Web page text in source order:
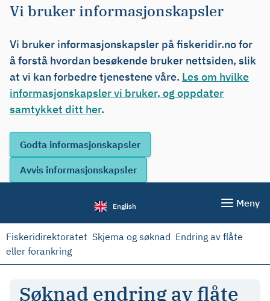
Vi bruker informasjonskapsler
Vi bruker informasjonskapsler på fiskeridir.no for
å forstå hvordan besøkende bruker nettsiden, slik
at vi kan forbedre tjenestene våre. Les om hvilke
informasjonskapsler vi bruker, og oppdater
samtykket ditt her.
English Meny
Fiskeridirektoratet Skjema og søknad Endring av flåte
eller forankring
Søknad endring av flåte